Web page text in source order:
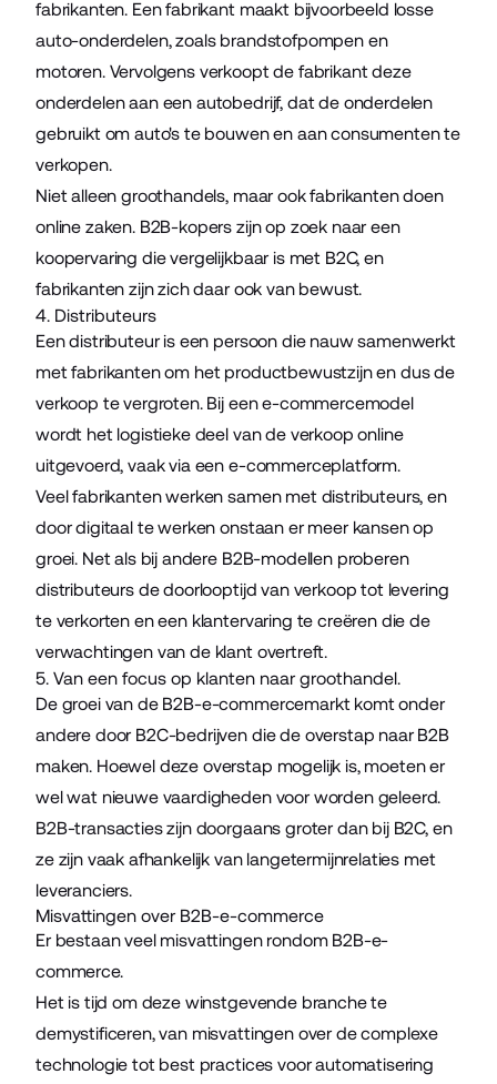
fabrikanten. Een fabrikant maakt bijvoorbeeld losse
auto-onderdelen, zoals brandstofpompen en
motoren. Vervolgens verkoopt de fabrikant deze
onderdelen aan een autobedrijf, dat de onderdelen
gebruikt om auto's te bouwen en aan consumenten te
verkopen.
Niet alleen groothandels, maar ook fabrikanten doen
online zaken. B2B-kopers zijn op zoek naar een
koopervaring die vergelijkbaar is met B2C, en
fabrikanten zijn zich daar ook van bewust.
4. Distributeurs
Een distributeur is een persoon die nauw samenwerkt
met fabrikanten om het productbewustzijn en dus de
verkoop te vergroten. Bij een e-commercemodel
wordt het logistieke deel van de verkoop online
uitgevoerd, vaak via een e-commerceplatform.
Veel fabrikanten werken samen met distributeurs, en
door digitaal te werken onstaan er meer kansen op
groei. Net als bij andere B2B-modellen proberen
distributeurs de doorlooptijd van verkoop tot levering
te verkorten en een klantervaring te creëren die de
verwachtingen van de klant overtreft.
5. Van een focus op klanten naar groothandel.
De groei van de B2B-e-commercemarkt komt onder
andere door B2C-bedrijven die de overstap naar B2B
maken. Hoewel deze overstap mogelijk is, moeten er
wel wat nieuwe vaardigheden voor worden geleerd.
B2B-transacties zijn doorgaans groter dan bij B2C, en
ze zijn vaak afhankelijk van langetermijnrelaties met
leveranciers.
Misvattingen over B2B-e-commerce
Er bestaan veel misvattingen rondom B2B-e-
commerce.
Het is tijd om deze winstgevende branche te
demystificeren, van misvattingen over de complexe
technologie tot best practices voor automatisering